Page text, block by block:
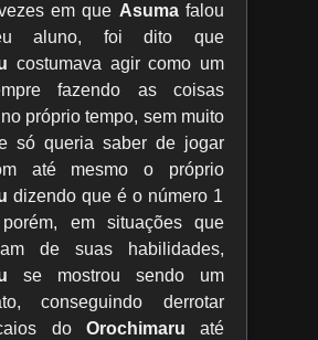
em que Asumafalou
aluno, foi dito que
costumava agir como um
fazendo as coisas
próprio tempo, sem muito
só queria saber de jogar
até mesmo o próprio
dizendo que é o número 1
em situações que
de suas habilidades,
se mostrou sendo um
conseguindo derrotar
do Orochimaru até